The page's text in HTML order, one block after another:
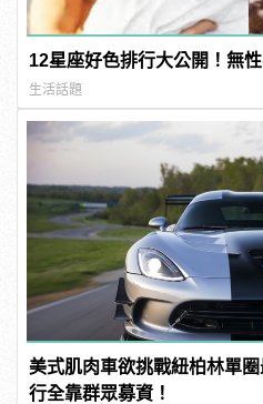
12星座好色排行大公開！無
生活話題
美式肌肉車欲挑戰紐柏林單
行全靠群眾募資！